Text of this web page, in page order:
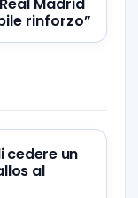
rinforzo”
cedere un
al